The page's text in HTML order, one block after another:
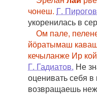
чонеш. Г.
укоренилась в
Ом пале,
йӧратымаш
кечыланже Ир
Г. Гадиатов. Не
оценивать себя
возвращаешь